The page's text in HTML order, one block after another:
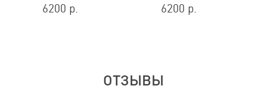
6200 р. 6200 р.
ОТЗЫВЫ